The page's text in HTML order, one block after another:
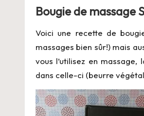
Bougie de massage
Voici une recette de
massages bien sûr!) mais
vous l’utilisez en
dans celle-ci (beurre